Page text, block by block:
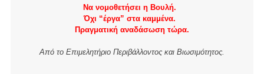
Να νομοθετήσει η Βουλή.
Όχι “έργα” στα καμμένα.
Πραγματική αναδάσωση τώρα.
Από το Επιμελητήριο Περιβάλλοντος και Βιωσιμότητος.